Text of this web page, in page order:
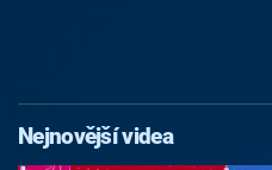
Nejnovější videa